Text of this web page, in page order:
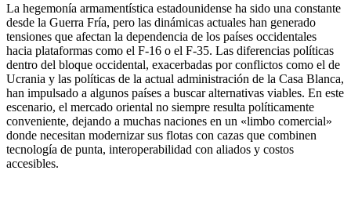
La hegemonía armamentística estadounidense ha sido una constante
desde la Guerra Fría, pero las dinámicas actuales han generado
tensiones que afectan la dependencia de los países occidentales
hacia plataformas como el F-16 o el F-35. Las diferencias políticas
dentro del bloque occidental, exacerbadas por conflictos como el de
Ucrania y las políticas de la actual administración de la Casa Blanca,
han impulsado a algunos países a buscar alternativas viables. En este
escenario, el mercado oriental no siempre resulta políticamente
conveniente, dejando a muchas naciones en un «limbo comercial»
donde necesitan modernizar sus flotas con cazas que combinen
tecnología de punta, interoperabilidad con aliados y costos
accesibles.